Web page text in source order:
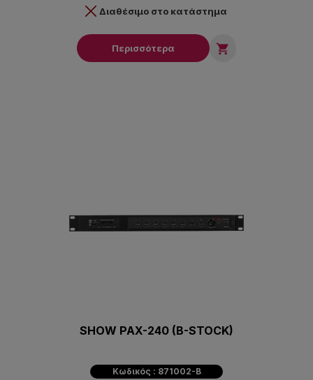
ενσωματωμένα shows), με DMX (11 & 13 κανάλια), με Airstream
DMX Bridge και με myDMX software.
Διαθέσιμο στο κατάστημα
Περισσότερα 
SHOW PAX-240 (B-STOCK)
Κωδικός : 871002-B